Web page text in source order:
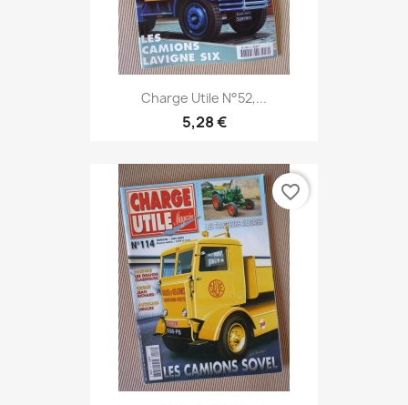
Charge Utile N°52,...
5,28 €
favorite_border